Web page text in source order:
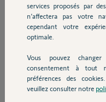
Autres produits
Devis avec un pro
Contact
Merci,
Ludovic B.
il y a plus d'un an
Participer
services proposés par
n’affectera pas votre
cependant votre
optimale.
Vous pouvez
consentement à tout
préférences des
veuillez consulter notre